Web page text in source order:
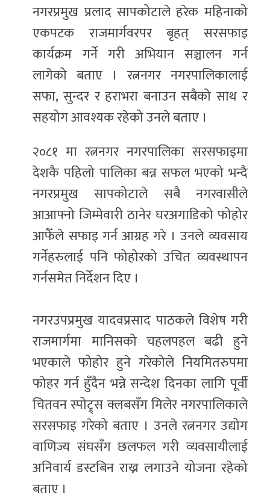
नगरप्रमुख प्रलाद सापकोटाले हरेक महिनाको
एकपटक राजमार्गवरपर बृहत् सरसफाइ
कार्यक्रम गर्ने गरी अभियान सञ्चालन गर्न
लागेको बताए । रत्ननगर नगरपालिकालाई
सफा, सुन्दर र हराभरा बनाउन सबैको साथ र
सहयोग आवश्यक रहेको उनले बताए ।
२०८१ मा रत्ननगर नगरपालिका सरसफाइमा
देशकै पहिलो पालिका बन्न सफल भएको भन्दै
नगरप्रमुख सापकोटाले सबै नगरवासीले
आआफ्नो जिम्मेवारी ठानेर घरअगाडिको फोहोर
आफैँले सफाइ गर्न आग्रह गरे । उनले व्यवसाय
गर्नेहरुलाई पनि फोहोरको उचित व्यवस्थापन
गर्नसमेत निर्देशन दिए ।
नगरउपप्रमुख यादवप्रसाद पाठकले विशेष गरी
राजमार्गमा मानिसको चहलपहल बढी हुने
भएकाले फोहोर हुने गरेकोले नियमितरुपमा
फोहर गर्न हुँदैन भन्ने सन्देश दिनका लागि पूर्वी
चितवन स्पोट्र्स क्लबसँग मिलेर नगरपालिकाले
सरसफाइ गरेको बताए । उनले रत्ननगर उद्योग
वाणिज्य संघसँग छलफल गरी व्यवसायीलाई
अनिवार्य डस्टबिन राख्न लगाउने योजना रहेको
बताए ।